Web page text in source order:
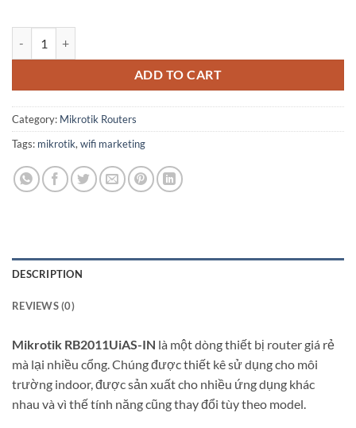
ADD TO CART
Category: Mikrotik Routers
Tags: mikrotik,wifi marketing
DESCRIPTION
REVIEWS (0)
Mikrotik RB2011UiAS-IN là một dòng thiết bị router giá rẻ
mà lại nhiều cổng. Chúng được thiết kê sử dụng cho môi
trường indoor, được sản xuất cho nhiều ứng dụng khác
nhau và vì thế tính năng cũng thay đổi tùy theo model.